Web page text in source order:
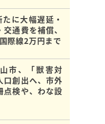
に大幅遅延・
通費を補償、
際線2万円まで
市、「獣害対
口創出へ、市外
点検や、わな設